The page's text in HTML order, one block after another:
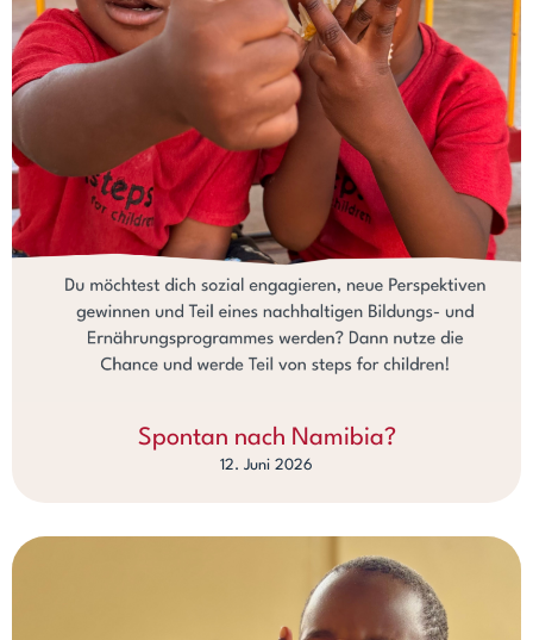
Spontan nach Namibia?
12. Juni 2026